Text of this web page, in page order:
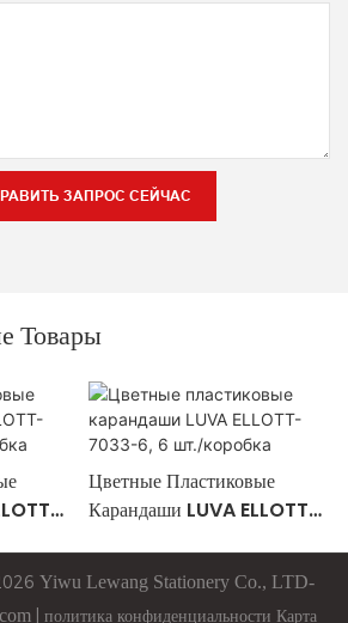
ЗАПРОС СЕЙЧАС
Товары
Цветные Пластиковые
Карандаши LUVA ELLOTT-
Yiwu Lewang Stationery Co., LTD-
политика конфиденциальности Карта